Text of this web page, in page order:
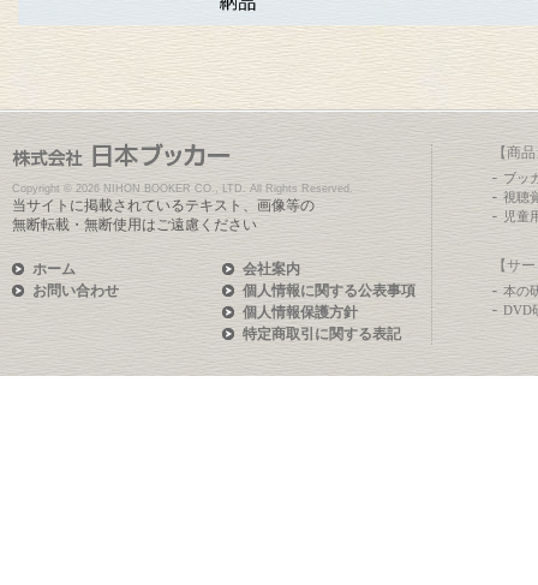
Copyright © 2026 NIHON BOOKER CO., LTD. All Rights Reserved.
当サイトに掲載されているテキスト、画像等の
無断転載・無断使用はご遠慮ください
ホーム
お問い合わせ
会社案内
個人情報に関する公表事項
個人情報保護方針
特定商取引に関する表記
【商
ブッ
視聴
児童
【サ
本の
DVD